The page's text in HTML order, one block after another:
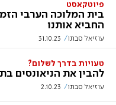
פיוטקאסט
בית המלוכה הערבי
החביא אותנו
עוזיאל סבתו 31.10.23
טעויות בדרך לשלום?
להבין את הניאונסים
עוזיאל סבתו 2.10.23